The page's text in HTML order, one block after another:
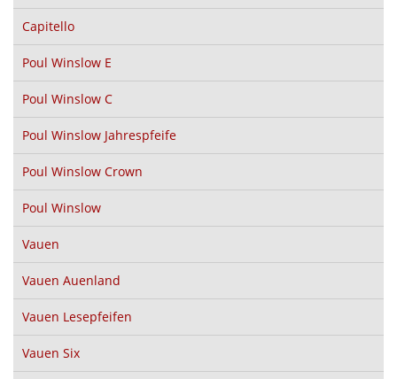
Capitello
Poul Winslow E
Poul Winslow C
Poul Winslow Jahrespfeife
Poul Winslow Crown
Poul Winslow
Vauen
Vauen Auenland
Vauen Lesepfeifen
Vauen Six